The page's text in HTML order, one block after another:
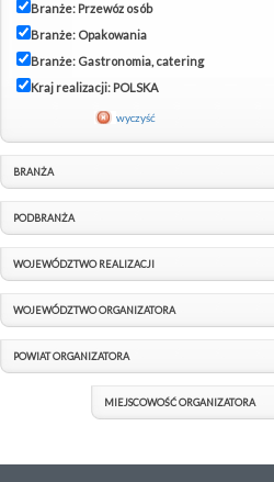
Branże: Przewóz osób
Branże: Opakowania
Branże: Gastronomia, catering
Kraj realizacji: POLSKA
wyczyść
BRANŻA
PODBRANŻA
WOJEWÓDZTWO REALIZACJI
WOJEWÓDZTWO ORGANIZATORA
POWIAT ORGANIZATORA
MIEJSCOWOŚĆ ORGANIZATORA